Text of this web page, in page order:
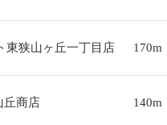
東狭山ヶ丘一丁目店 170m
丘商店 140m